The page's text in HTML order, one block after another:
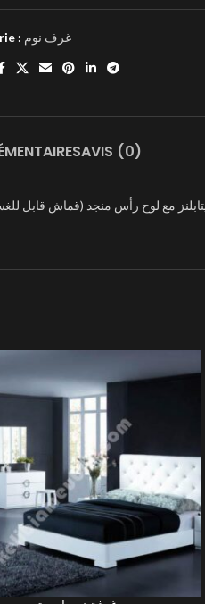
: غرف نوم
AVIS (0)